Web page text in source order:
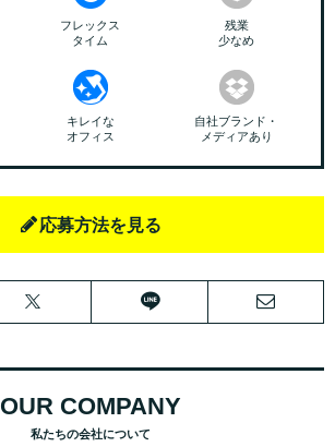
フレックス
タイム
残業
少なめ
キレイな
オフィス
自社ブランド・
メディアあり
応募方法を見る
OUR COMPANY
私たちの会社について